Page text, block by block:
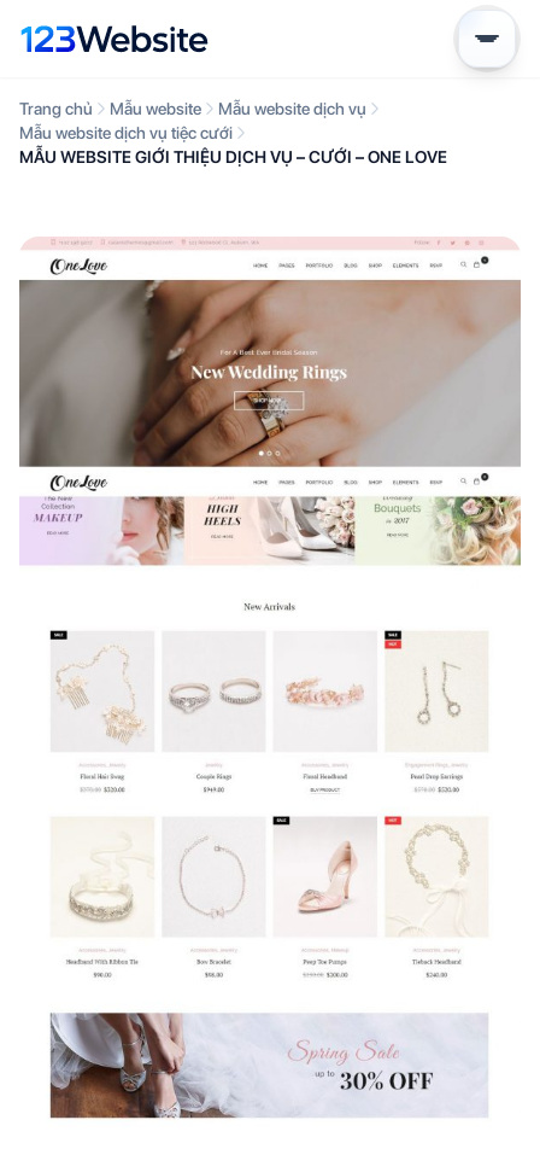
Trang chủ Mẫu website
Mẫu website dịch vụ
Mẫu website dịch vụ tiệc cưới
MẪU WEBSITE GIỚI THIỆU DỊCH VỤ – CƯỚI – ONE LOVE